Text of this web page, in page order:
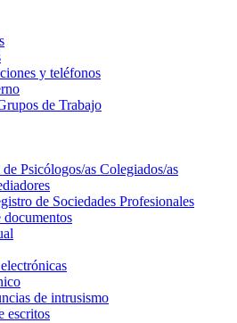
y teléfonos
de Trabajo
Psicólogos/as Colegiados/as
de Sociedades Profesionales
de intrusismo
escritos